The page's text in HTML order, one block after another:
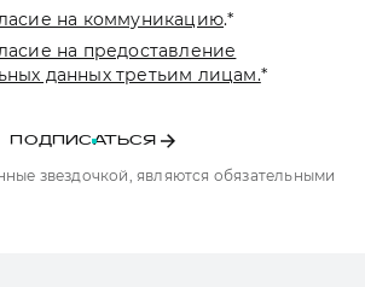
на коммуникацию.*
на предоставление
данных третьим лицам.*
ПОДПИСАТЬСЯ
звездочкой, являются обязательными